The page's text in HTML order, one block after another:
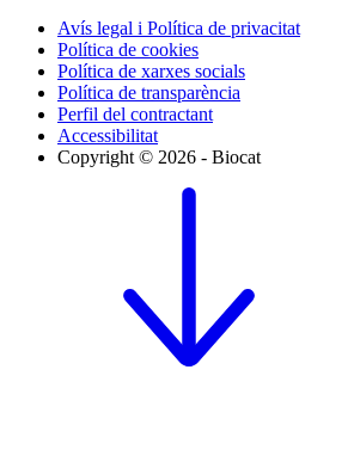
Avís legal i Política de privacitat
Política de cookies
Política de xarxes socials
Política de transparència
Perfil del contractant
Accessibilitat
Copyright © 2026 - Biocat